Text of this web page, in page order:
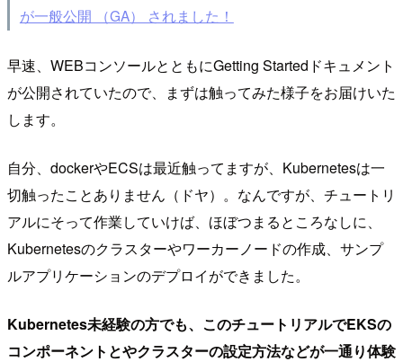
が一般公開 （GA） されました！
早速、WEBコンソールとともにGetting Startedドキュメント
が公開されていたので、まずは触ってみた様子をお届けいた
します。
自分、dockerやECSは最近触ってますが、Kubernetesは一
切触ったことありません（ドヤ）。なんですが、チュートリ
アルにそって作業していけば、ほぼつまるところなしに、
Kubernetesのクラスターやワーカーノードの作成、サンプ
ルアプリケーションのデプロイができました。
Kubernetes未経験の方でも、このチュートリアルでEKSの
コンポーネントとやクラスターの設定方法などが一通り体験